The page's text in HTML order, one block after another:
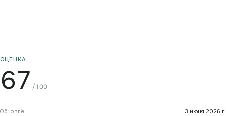
ОЦЕНКА
67 /100
Обновлён 3 июня 2026 г.